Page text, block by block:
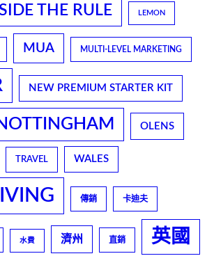
THE RULE LEMON
MUA MULTI-LEVEL MARKETING
NEW PREMIUM STARTER KIT
OLENS
TRAVEL WALES
傳銷 卡迪夫
水費 濟州 直銷 英國